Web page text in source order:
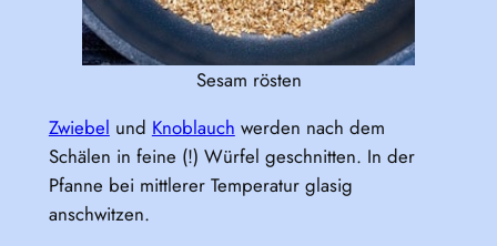
Sesam rösten
Zwiebel und Knoblauch werden nach dem
Schälen in feine (!) Würfel geschnitten. In der
Pfanne bei mittlerer Temperatur glasig
anschwitzen.